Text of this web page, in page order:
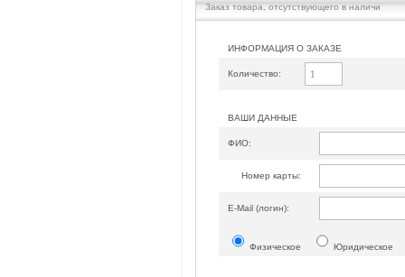
Заказ товара, отсутствующего в наличи
ИНФОРМАЦИЯ О ЗАКАЗЕ
Количество:
ВАШИ ДАННЫЕ
ФИО:
Номер карты:
Е-Mail (логин):
Физическое Юридическое